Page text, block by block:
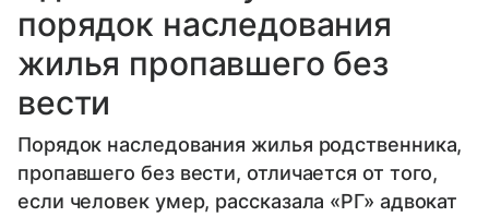
порядок наследования
жилья пропавшего без
вести
Порядок наследования жилья родственника,
пропавшего без вести, отличается от того,
если человек умер, рассказала «РГ» адвокат